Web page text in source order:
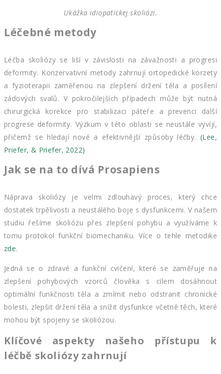
Ukážka idiopatickej skoliózi.
Léčebné metody
Léčba skoliózy se liší v závislosti na závažnosti a progresi
deformity. Konzervativní metody zahrnují ortopedické korzety
a fyzioterapii zaměřenou na zlepšení držení těla a posílení
zádových svalů. V pokročilejších případech může být nutná
chirurgická korekce pro stabilizaci páteře a prevenci další
progrese deformity. Výzkum v této oblasti se neustále vyvíjí,
přičemž se hledají nové a efektivnější způsoby léčby. (Lee,
Priefer, & Priefer, 2022)
Jak se na to dívá Prosapiens
Náprava skoliózy je velmi zdlouhavý proces, který chce
dostatek trpělivosti a neustálého boje s dysfunkcemi. V našem
studiu řešíme skoliózu přes zlepšení pohybu a využíváme k
tomu protokol funkční biomechaniku. Více o tehle metodike
zde.
Jedná se o zdravé a funkční cvičení, které se zaměřuje na
zlepšení pohybových vzorců člověka s cílem dosáhnout
optimální funkčnosti těla a zmírnit nebo odstranit chronické
bolesti, zlepšit držení těla a snížit dysfunkce včetně těch, které
mohou být spojeny se skoliózou.
Klíčové aspekty našeho přístupu k
léčbě skoliózy zahrnují